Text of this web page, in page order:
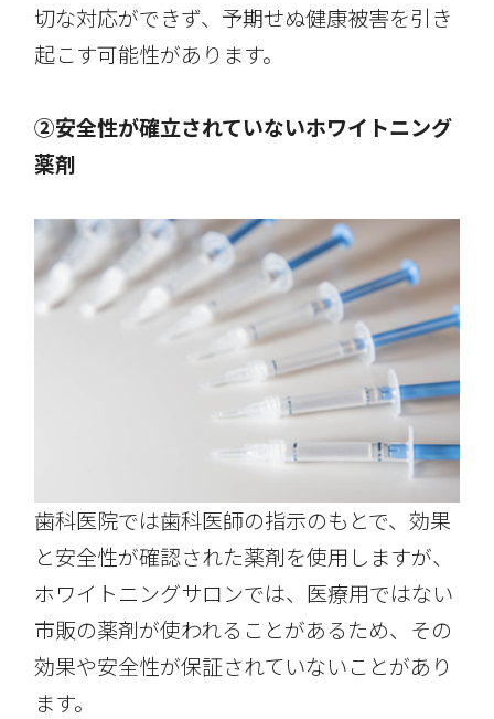
切な対応ができず、予期せぬ健康被害を引き
起こす可能性があります。
②安全性が確立されていないホワイトニング
薬剤
歯科医院では歯科医師の指示のもとで、効果
と安全性が確認された薬剤を使用しますが、
ホワイトニングサロンでは、医療用ではない
市販の薬剤が使われることがあるため、その
効果や安全性が保証されていないことがあり
ます。